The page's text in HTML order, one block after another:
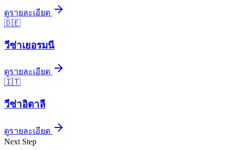
ดูรายละเอียด
🇩🇪
วีซ่าเยอรมนี
ดูรายละเอียด
🇮🇹
วีซ่าอิตาลี
ดูรายละเอียด
Next Step